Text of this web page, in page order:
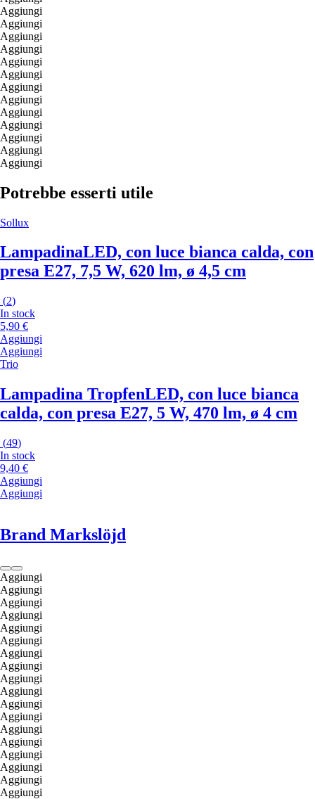
Aggiungi
Aggiungi
Aggiungi
Aggiungi
Aggiungi
Aggiungi
Aggiungi
Aggiungi
Aggiungi
Aggiungi
Aggiungi
Aggiungi
Aggiungi
Potrebbe esserti utile
Sollux
LampadinaLED, con luce bianca calda, con
presa E27, 7,5 W, 620 lm, ø 4,5 cm
(2)
In stock
5,90 €
Aggiungi
Aggiungi
Trio
Lampadina TropfenLED, con luce bianca
calda, con presa E27, 5 W, 470 lm, ø 4 cm
(49)
In stock
9,40 €
Aggiungi
Aggiungi
Brand Markslöjd
Aggiungi
Aggiungi
Aggiungi
Aggiungi
Aggiungi
Aggiungi
Aggiungi
Aggiungi
Aggiungi
Aggiungi
Aggiungi
Aggiungi
Aggiungi
Aggiungi
Aggiungi
Aggiungi
Aggiungi
Aggiungi